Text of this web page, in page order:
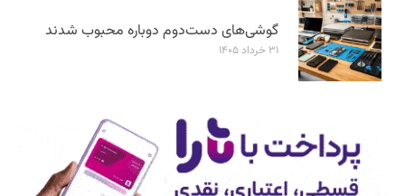
گوشی‌های دست‌دوم دوباره محبوب شدند
۳۱ خرداد ۱۴۰۵